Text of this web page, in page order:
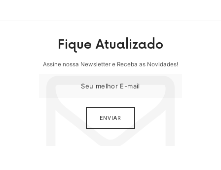
Fique Atualizado
Assine nossa Newsletter e Receba as Novidades!